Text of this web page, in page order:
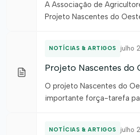
A Associação de
Projeto Nascentes do
NOTÍCIAS & ARTIGOS julho
Projeto Nascentes do
O projeto Nascentes do
importante força-tarefa
NOTÍCIAS & ARTIGOS julho